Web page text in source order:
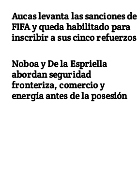
Aucas levanta las sanciones de
FIFA y queda habilitado para
inscribir a sus cinco refuerzos
Noboa y De la Espriella
abordan seguridad
fronteriza, comercio y
energía antes de la posesión